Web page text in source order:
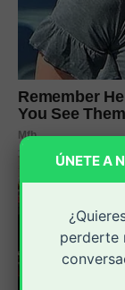
ÚNETE A
perderte